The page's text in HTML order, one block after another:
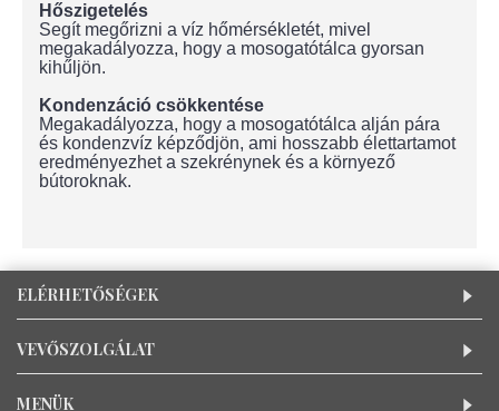
Hőszigetelés
Segít megőrizni a víz hőmérsékletét, mivel
megakadályozza, hogy a mosogatótálca gyorsan
kihűljön.
Kondenzáció csökkentése
Megakadályozza, hogy a mosogatótálca alján pára
és kondenzvíz képződjön, ami hosszabb élettartamot
eredményezhet a szekrénynek és a környező
bútoroknak.
ELÉRHETŐSÉGEK
VEVŐSZOLGÁLAT
MENÜK